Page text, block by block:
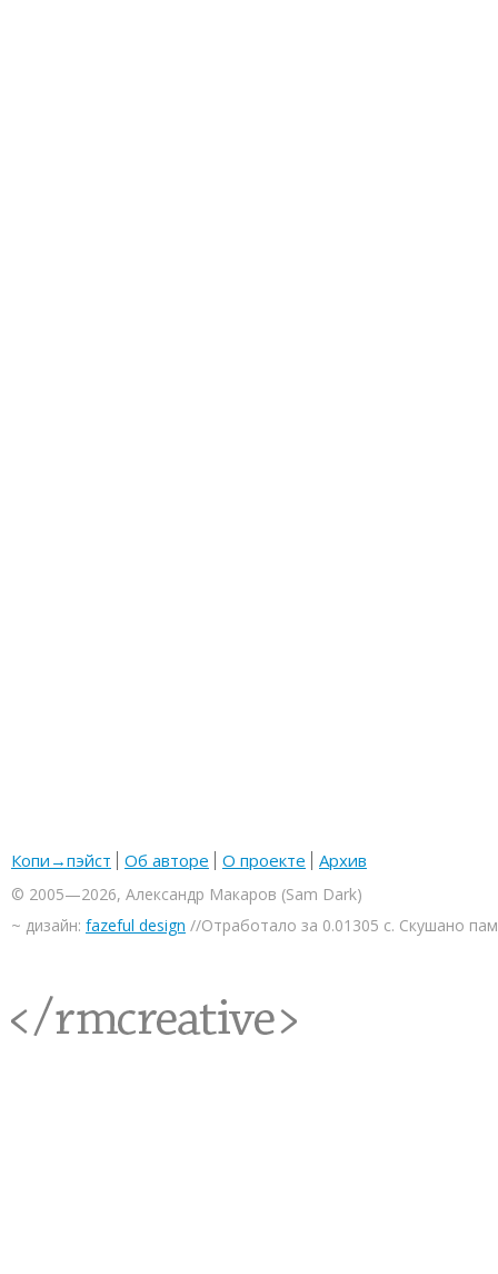
Копи→пэйст Об авторе О проекте Архив
© 2005—2026, Александр Макаров (Sam Dark)
~ дизайн: fazeful design //Отработало за 0.01305 с. Скушано
<rmcreative/>